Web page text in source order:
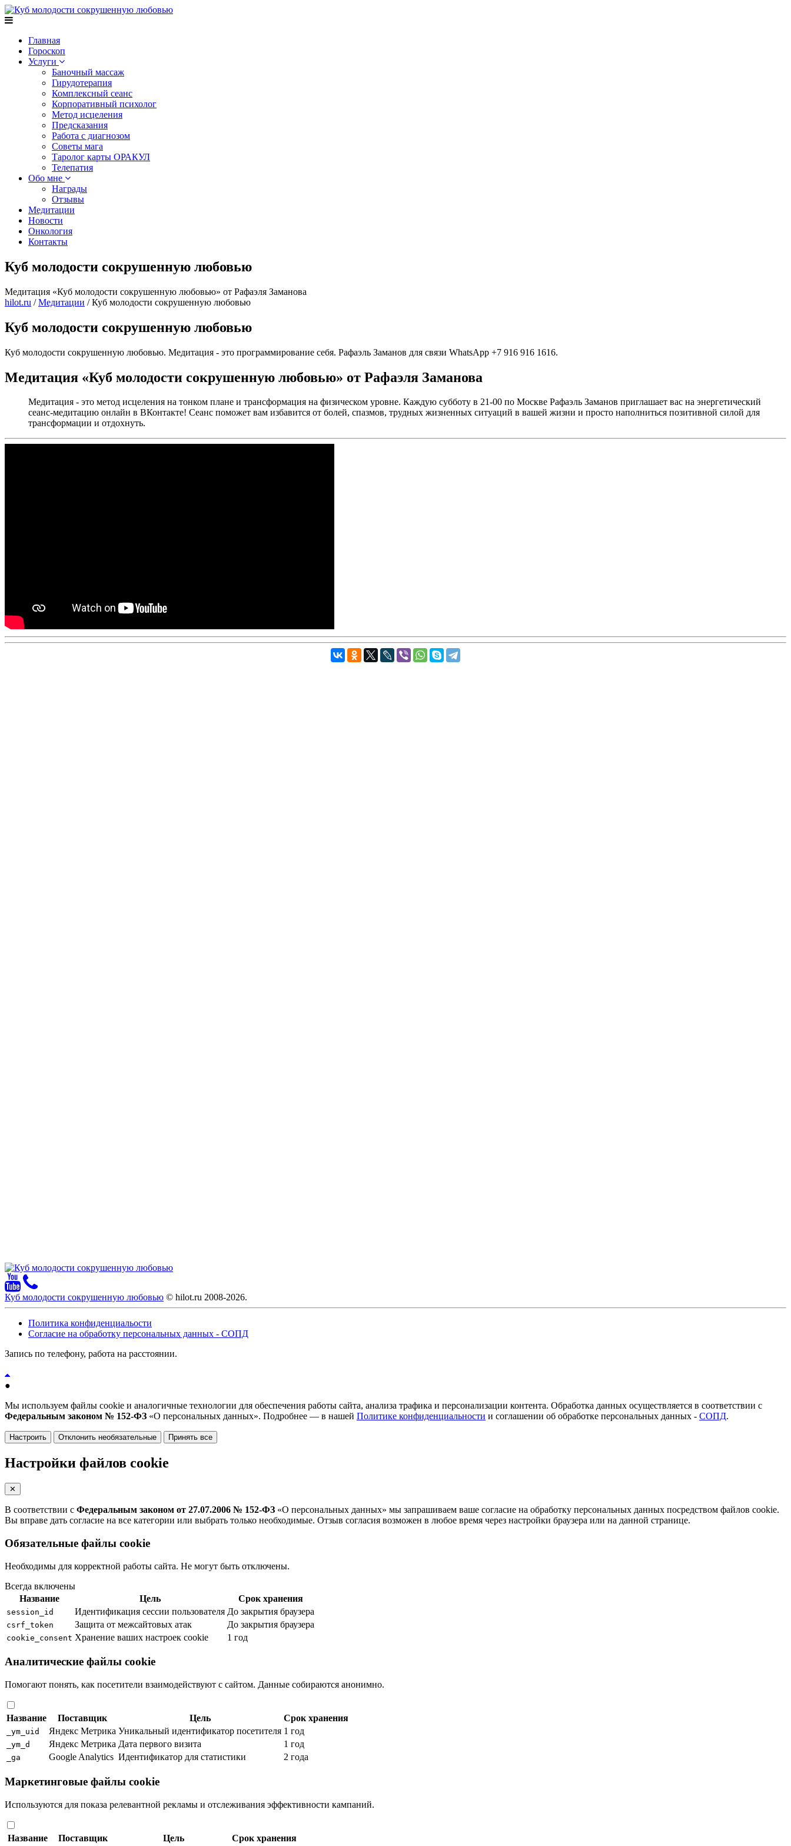
Главная
Гороскоп
Услуги
Баночный массаж
Гирудотерапия
Комплексный сеанс
Корпоративный психолог
Метод исцеления
Предсказания
Работа с диагнозом
Советы мага
Таролог карты ОРАКУЛ
Телепатия
Обо мне
Награды
Отзывы
Медитации
Новости
Онкология
Контакты
Куб молодости сокрушенную любовью
Медитация «Куб молодости сокрушенную любовью» от Рафаэля Заманова
hilot.ru /Медитации /Куб молодости сокрушенную любовью
Куб молодости сокрушенную любовью
Куб молодости сокрушенную любовью. Медитация - это программирование себя. Рафаэль Заманов для связи WhatsApp +7 916 916 1616.
Медитация «Куб молодости сокрушенную любовью» от Рафаэля Заманова
Медитация - это метод исцеления на тонком плане и трансформация на физическом уровне. Каждую субботу в 21-00 по Москве Рафаэль Заманов приглашает вас на энергетический
сеанс-медитацию онлайн в ВКонтакте! Сеанс поможет вам избавится от болей, спазмов, трудных жизненных ситуаций в вашей жизни и просто наполниться позитивной силой для
трансформации и отдохнуть.
Куб молодости сокрушенную любовью © hilot.ru 2008-2026.
Политика конфиденциальости
Согласие на обработку персональных данных - СОПД
Запись по телефону, работа на расстоянии.
●
Мы используем файлы cookie и аналогичные технологии для обеспечения работы сайта, анализа трафика и персонализации контента. Обработка данных осуществляется в соответствии с
Федеральным законом № 152-ФЗ «О персональных данных». Подробнее — в нашей Политике конфиденциальности и соглашении об обработке персональных данных - СОПД.
Настроить Отклонить необязательные Принять все
Настройки файлов cookie
✕
В соответствии с Федеральным законом от 27.07.2006 № 152-ФЗ «О персональных данных» мы запрашиваем ваше согласие на обработку персональных данных посредством файлов cookie.
Вы вправе дать согласие на все категории или выбрать только необходимые. Отзыв согласия возможен в любое время через настройки браузера или на данной странице.
Обязательные файлы cookie
Необходимы для корректной работы сайта. Не могут быть отключены.
Всегда включены
Название
Цель Срок хранения
session_id Идентификация сессии пользователя До закрытия браузера
csrf_token Защита от межсайтовых атак До закрытия браузера
cookie_consent Хранение ваших настроек cookie 1 год
Аналитические файлы cookie
Помогают понять, как посетители взаимодействуют с сайтом. Данные собираются анонимно.
Название Поставщик Цель Срок хранения
_ym_uid Яндекс Метрика Уникальный идентификатор посетителя 1 год
_ym_d Яндекс Метрика Дата первого визита 1 год
_ga Google Analytics Идентификатор для статистики 2 года
Маркетинговые файлы cookie
Используются для показа релевантной рекламы и отслеживания эффективности кампаний.
Название Поставщик Цель
Срок хранения